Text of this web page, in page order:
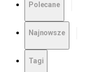
Polecane
Najnowsze
Tagi